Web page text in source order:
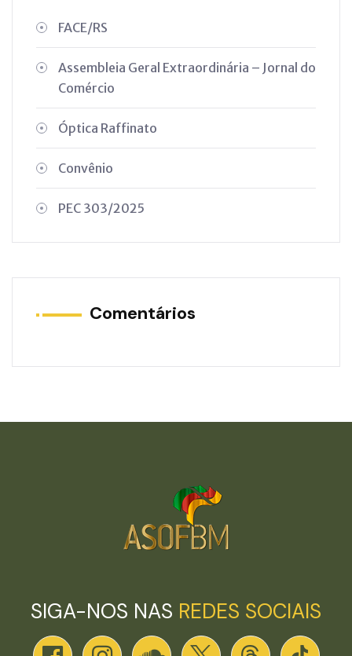
FACE/RS
Assembleia Geral Extraordinária – Jornal do
Comércio
Óptica Raffinato
Convênio
PEC 303/2025
Comentários
SIGA-NOS NAS REDES SOCIAIS